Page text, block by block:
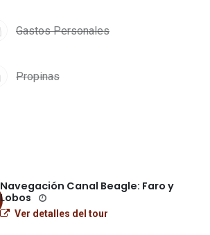
Gastos Personales
Propinas
Navegación Canal Beagle: Faro y
Lobos
Ver detalles del tour